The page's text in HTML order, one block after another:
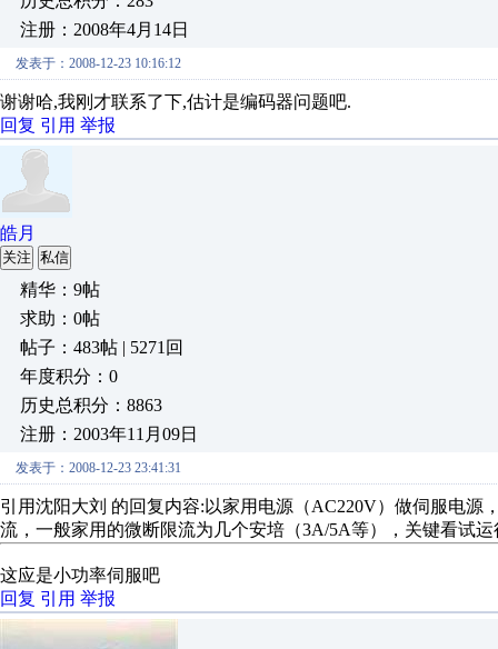
注册：2008年4月14日
发表于：2008-12-23 10:16:12
谢谢哈,我刚才联系了下,估计是编码器问题吧.
回复 引用 举报
皓月
关注 私信
精华：9帖
求助：0帖
帖子：483帖 | 5271回
年度积分：0
历史总积分：8863
注册：2003年11月09日
发表于：2008-12-23 23:41:31
引用沈阳大刘 的回复内容:以家用电源（AC220V）做伺服电
流，一般家用的微断限流为几个安培（3A/5A等），关键看试
这应是小功率伺服吧
回复 引用 举报